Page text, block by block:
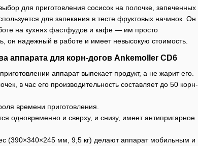
для приготовления сосисок на полочке, запеченных
для запекания в тесте фруктовых начинок. Он
на кухнях фастфудов и кафе ― им просто
он надежный в работе и имеет невысокую стоимость.
аппарата для корн-догов Ankemoller CD6
аппарат выпекает продукт, а не жарит его.
в час его производительность составляет до 50 корн-
времени приготовления.
одновременно и сверху, и снизу, имеет антипригарное
(390×340×245 мм, 9,5 кг) делают аппарат мобильным и